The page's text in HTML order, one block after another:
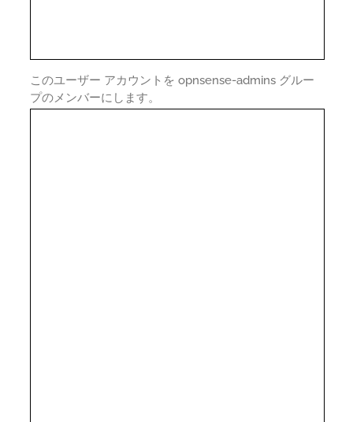
このユーザー アカウントを opnsense-admins グルー
プのメンバーにします。